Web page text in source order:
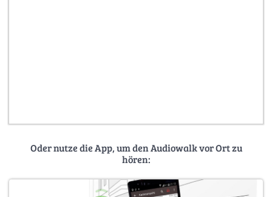
Oder nutze die App, um den Audiowalk vor Ort zu
hören: